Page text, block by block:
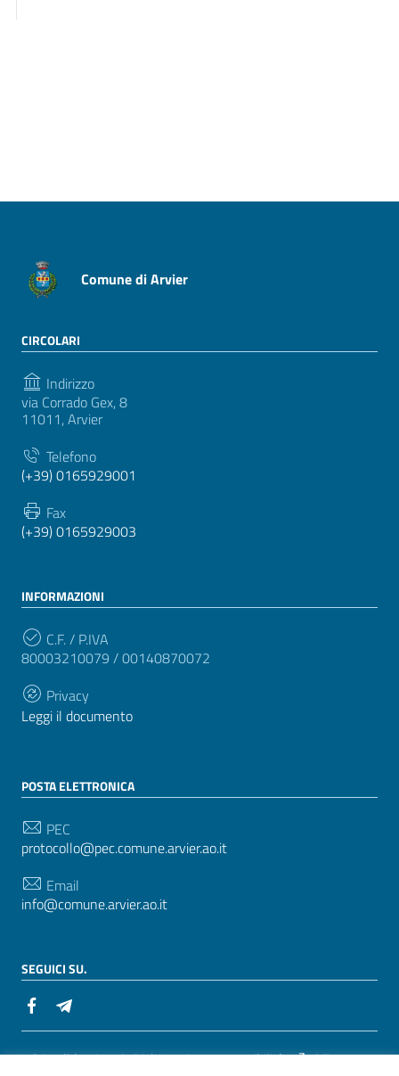
Comune di Arvier
CIRCOLARI
Indirizzo
via Corrado Gex, 8
11011, Arvier
Telefono
(+39) 0165929001
Fax
(+39) 0165929003
INFORMAZIONI
C.F. / P.IVA
80003210079 / 00140870072
Privacy
Leggi il documento
POSTA ELETTRONICA
PEC
protocollo@pec.comune.arvier.ao.it
Email
info@comune.arvier.ao.it
SEGUICI SU.
Sezione Link Utili
Whistelblowing | Dichiarazione accessibilità | Tema